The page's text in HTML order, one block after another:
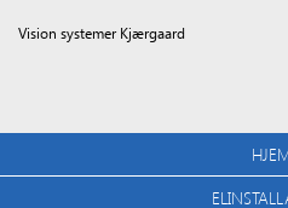
Vision systemer Kjærgaard